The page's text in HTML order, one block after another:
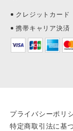
クレジットカード
携帯キャリア決済
プライバシーポリ
特定商取引法に基